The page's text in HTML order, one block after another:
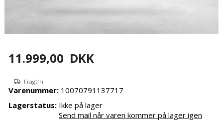
11.999,00 DKK
Fragtfri
Varenummer: 10070791137717
Lagerstatus: Ikke på lager
Send mail når varen kommer på lager igen